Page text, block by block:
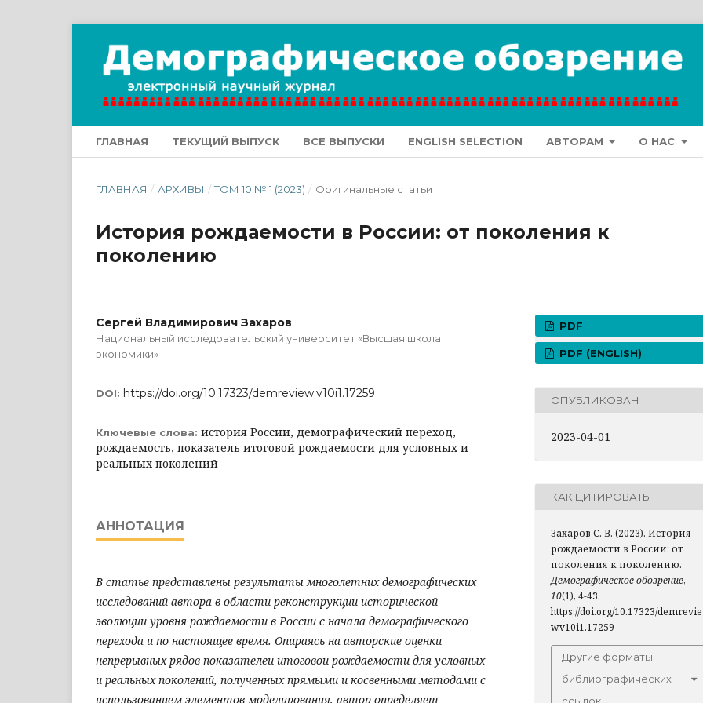
ГЛАВНАЯ ТЕКУЩИЙ ВЫПУСК ВСЕ ВЫПУСКИ ENGLISH SELECTION АВТОРАМ О НАС
ГЛАВНАЯ / АРХИВЫ / ТОМ 10 № 1 (2023) / Оригинальные статьи
История рождаемости в России: от поколения к
поколению
Сергей Владимирович Захаров
Национальный исследовательский университет «Высшая школа
экономики»
DOI: https://doi.org/10.17323/demreview.v10i1.17259
Ключевые слова: история России, демографический переход,
рождаемость, показатель итоговой рождаемости для условных и
реальных поколений
АННОТАЦИЯ
В статье представлены результаты многолетних демографических
исследований автора в области реконструкции исторической
эволюции уровня рождаемости в России с начала демографического
перехода и по настоящее время. Опираясь на авторские оценки
непрерывных рядов показателей итоговой рождаемости для условных
и реальных поколений, полученных прямыми и косвенными методами с
использованием элементов моделирования, автор определяет
PDF
PDF (ENGLISH)
ОПУБЛИКОВАН
2023-04-01
КАК ЦИТИРОВАТЬ
Захаров С. В. (2023). История
рождаемости в России: от
поколения к поколению.
Демографическое обозрение,
10(1), 4-43.
https://doi.org/10.17323/demrevie
w.v10i1.17259
Другие форматы
библиографических